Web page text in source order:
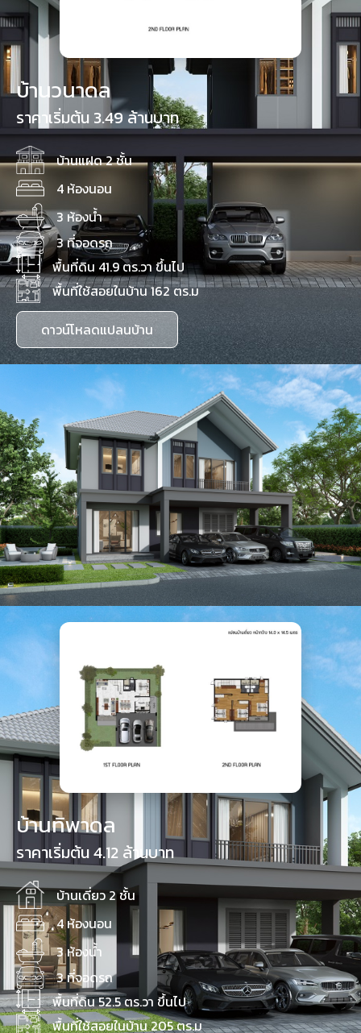
บ้านวนาดล
ราคาเริ่มต้น 3.49 ล้านบาท
บ้านแฝด 2 ชั้น
4 ห้องนอน
3 ห้องน้ำ
3 ที่จอดรถ
พื้นที่ดิน 41.9 ตร.วา ขึ้นไป
พื้นที่ใช้สอยในบ้าน 162 ตร.ม
ดาวน์โหลดแปลนบ้าน
บ้านทิพาดล
ราคาเริ่มต้น 4.12 ล้านบาท
บ้านเดี่ยว 2 ชั้น
4 ห้องนอน
3 ห้องน้ำ
3 ที่จอดรถ
พื้นที่ดิน 52.5 ตร.วา ขึ้นไป
พื้นที่ใช้สอยในบ้าน 205 ตร.ม